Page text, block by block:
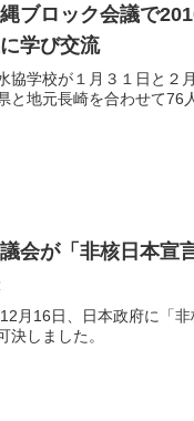
縄ブロック会議で
学び交流
協学校が１月３１日と２
と地元長崎を合わせて76
議会が「非核日本宣
月16日、日本政府に「
決しました。